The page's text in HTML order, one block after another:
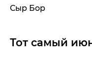
Сыр Бор
Тот самый